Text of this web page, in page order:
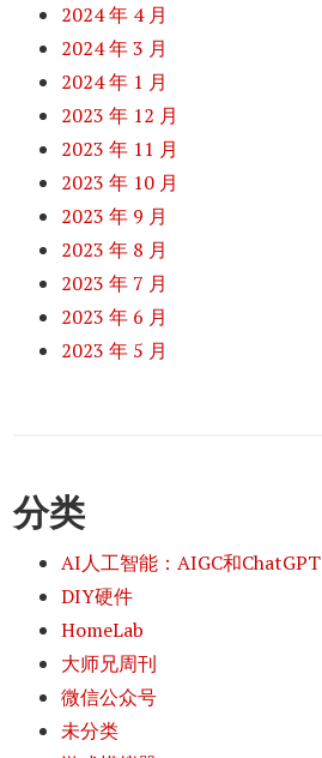
2024 年 4 月
2024 年 3 月
2024 年 1 月
2023 年 12 月
2023 年 11 月
2023 年 10 月
2023 年 9 月
2023 年 8 月
2023 年 7 月
2023 年 6 月
2023 年 5 月
分类
AI人工智能：AIGC和ChatGPT
DIY硬件
HomeLab
大师兄周刊
微信公众号
未分类